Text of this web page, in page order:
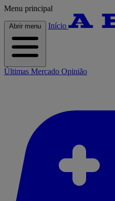
Menu principal
Abrir menu Início
Últimas Mercado Opinião